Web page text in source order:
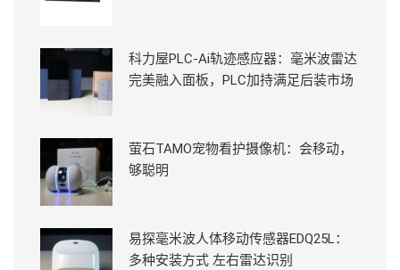
科力屋PLC-Ai轨迹感应器：毫米波雷达
完美融入面板，PLC加持满足后装市场
萤石TAMO宠物看护摄像机：会移动，
够聪明
易探毫米波人体移动传感器EDQ25L：
多种安装方式 左右雷达识别